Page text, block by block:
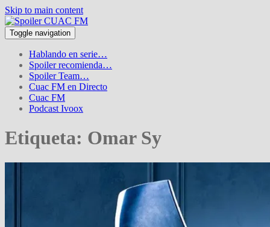
Skip to main content
Toggle navigation
Hablando en serie…
Spoiler recomienda…
Spoiler Team…
Cuac FM en Directo
Cuac FM
Podcast Ivoox
Etiqueta: Omar Sy